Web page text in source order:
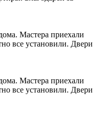
Мастера приехали
все установили. Двери
Мастера приехали
все установили. Двери